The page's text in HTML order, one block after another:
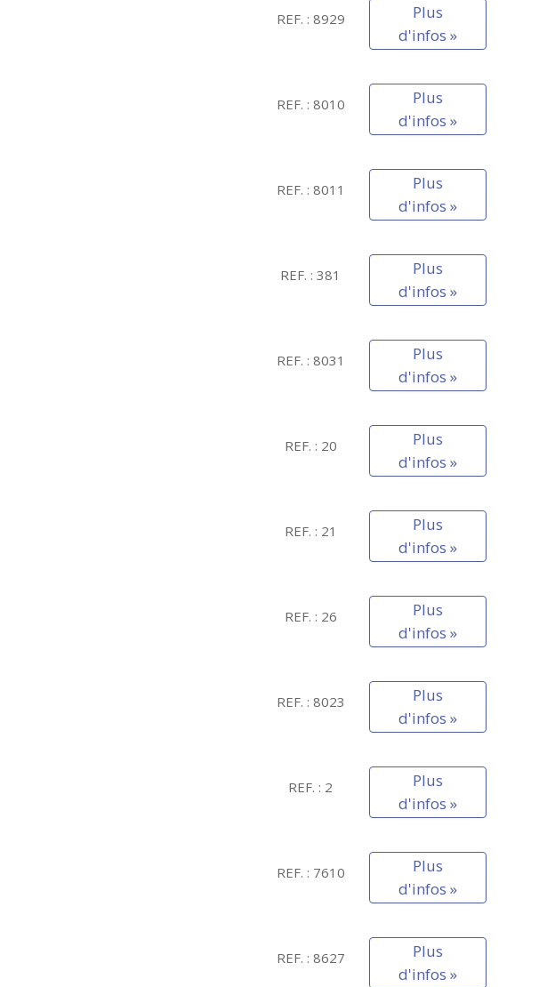
REF. : 8929
Plus
d'infos »
REF. : 8010
Plus
d'infos »
REF. : 8011
Plus
d'infos »
REF. : 381
Plus
d'infos »
REF. : 8031
Plus
d'infos »
REF. : 20
Plus
d'infos »
REF. : 21
Plus
d'infos »
REF. : 26
Plus
d'infos »
REF. : 8023
Plus
d'infos »
REF. : 2
Plus
d'infos »
REF. : 7610
Plus
d'infos »
REF. : 8627
Plus
d'infos »